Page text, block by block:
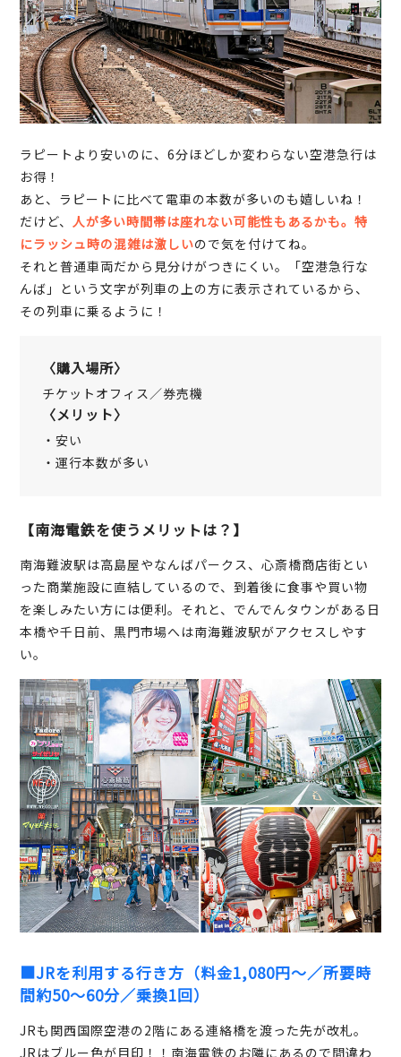
ラピートより安いのに、6分ほどしか変わらない空港急行は
お得！
あと、ラピートに比べて電車の本数が多いのも嬉しいね！
だけど、人が多い時間帯は座れない可能性もあるかも。特
にラッシュ時の混雑は激しいので気を付けてね。
それと普通車両だから見分けがつきにくい。「空港急行な
んば」という文字が列車の上の方に表示されているから、
その列車に乗るように！
〈購入場所〉
チケットオフィス／券売機
〈メリット〉
・安い
・運行本数が多い
【南海電鉄を使うメリットは？】
南海難波駅は高島屋やなんばパークス、心斎橋商店街とい
った商業施設に直結しているので、到着後に食事や買い物
を楽しみたい方には便利。それと、でんでんタウンがある日
本橋や千日前、黒門市場へは南海難波駅がアクセスしやす
い。
■JRを利用する行き方（料金1,080円～／所要時
間約50～60分／乗換1回）
JRも関西国際空港の2階にある連絡橋を渡った先が改札。
JRはブルー色が目印！！南海電鉄のお隣にあるので間違わ